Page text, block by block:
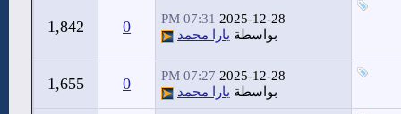
2025-12-28
07:31 PM
بواسطة يارا محمد 0
1,842
2025-12-28
07:27 PM
بواسطة يارا محمد 0
1,655